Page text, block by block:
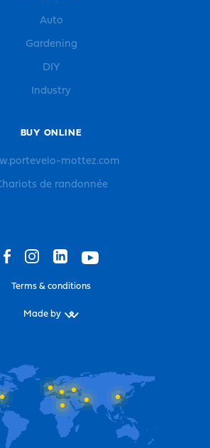
Auto
Gardening
DIY
Industry
BUY ONLINE
mottez.com
de randonnée
Terms & conditions
Made by